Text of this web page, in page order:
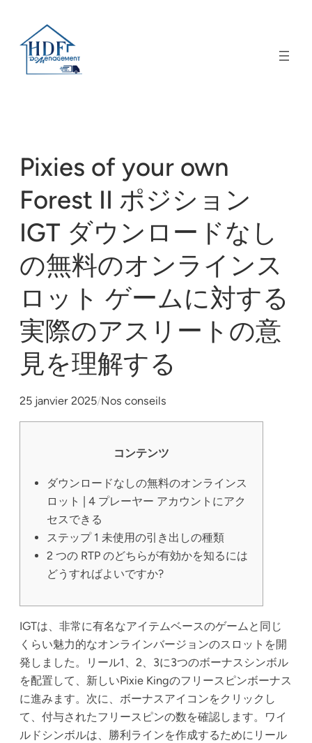
Pixies of your own
Forest II ポジション
IGT ダウンロードなし
の無料のオンラインス
ロット ゲームに対する
実際のアスリートの意
見を理解する
25 janvier 2025/Nos conseils
コンテンツ
ダウンロードなしの無料のオンラインス
ロット | 4 プレーヤー アカウントにアク
セスできる
ステップ 1 未使用の引き出しの種類
2 つの RTP のどちらが有効かを知るには
どうすればよいですか?
IGTは、非常に有名なアイテムベースのゲームと同じ
くらい魅力的なオンラインバージョンのスロットを開
発しました。リール1、2、3に3つのボーナスシンボル
を配置して、新しいPixie Kingのフリースピンボーナス
に進みます。次に、ボーナスアイコンをクリックし
て、付与されたフリースピンの数を確認します。ワイ
ルドシンボルは、勝利ラインを作成するためにリール